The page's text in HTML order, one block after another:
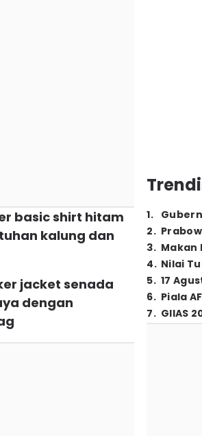
basic shirt hitam
kalung dan
jacket senada
dengan
1.
2.
3. Makan
4. Nilai
5. 17
6. Piala
7. GIIAS